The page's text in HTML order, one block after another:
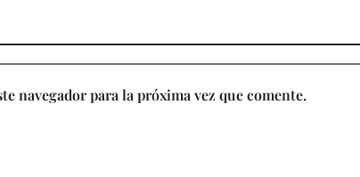
navegador para la próxima vez que comente.